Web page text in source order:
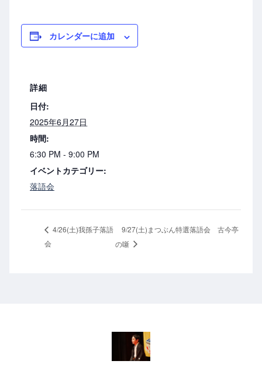
カレンダーに追加
詳細
日付:
2025年6月27日
時間:
6:30 PM - 9:00 PM
イベントカテゴリー:
落語会
4/26(土)我孫子落語
会
9/27(土)まつぶん特選落語会 古今亭
の噺